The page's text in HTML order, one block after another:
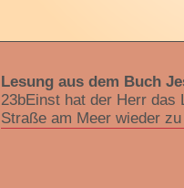
Lesung aus dem Buch
23bEinst hat der Herr das
Straße am Meer wieder
1Das Volk, das im